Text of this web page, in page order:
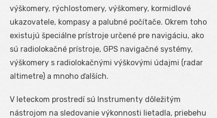
výškomery, rýchlostomery, výškomery, kormidlové
ukazovatele, kompasy a palubné počítače. Okrem toho
existujú špeciálne prístroje určené pre navigáciu, ako
sú radiolokačné prístroje, GPS navigačné systémy,
výškomery s radiolokačnými výškovými údajmi (radar
altimetre) a mnoho ďalších.
V leteckom prostredí sú Instrumenty dôležitým
nástrojom na sledovanie výkonnosti lietadla, priebehu